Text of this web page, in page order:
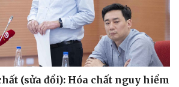
(sửa đổi): Hóa chất nguy hiểm